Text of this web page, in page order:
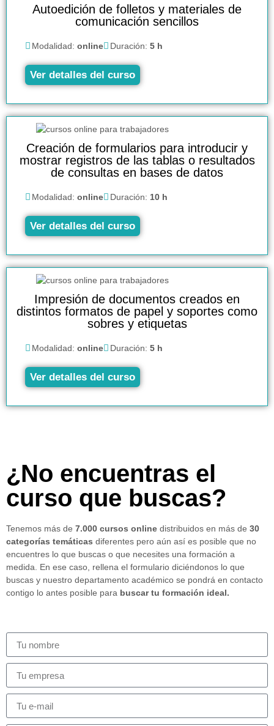
Autoedición de folletos y materiales de
comunicación sencillos
Modalidad: online Duración: 5 h
Ver detalles del curso
Creación de formularios para introducir y
mostrar registros de las tablas o resultados
de consultas en bases de datos
Modalidad: online Duración: 10 h
Ver detalles del curso
Impresión de documentos creados en
distintos formatos de papel y soportes como
sobres y etiquetas
Modalidad: online Duración: 5 h
Ver detalles del curso
¿No encuentras el
curso que buscas?
Tenemos más de 7.000 cursos online distribuidos en más de 30
categorías temáticas diferentes pero aún así es posible que no
encuentres lo que buscas o que necesites una formación a
medida. En ese caso, rellena el formulario diciéndonos lo que
buscas y nuestro departamento académico se pondrá en contacto
contigo lo antes posible para buscar tu formación ideal.